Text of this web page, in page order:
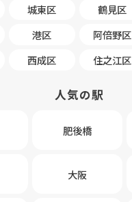
城東区 鶴見区
港区 阿倍野区
西成区 住之江区
人気の駅
肥後橋
大阪